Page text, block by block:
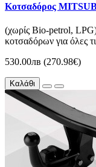
Κοτσαδόρος
(χωρίς Bio-petrol,
κοτσαδόρων για όλες
530.00лв (270.98€)
Καλάθι